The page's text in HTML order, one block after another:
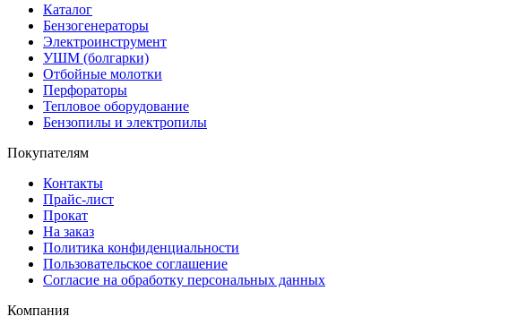
Каталог
Бензогенераторы
Электроинструмент
УШМ (болгарки)
Отбойные молотки
Перфораторы
Тепловое оборудование
Бензопилы и электропилы
Покупателям
Контакты
Прайс-лист
Прокат
На заказ
Политика конфиденциальности
Пользовательское соглашение
Согласие на обработку персональных данных
Компания